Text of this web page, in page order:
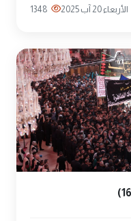
الأربعاء 20 آب 2025 1348